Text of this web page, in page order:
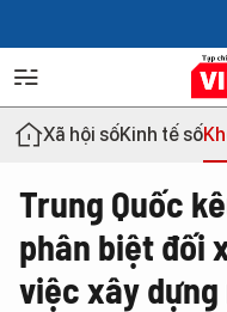
Xã hội sốKinh tế số
Trung Quốc
phân biệt đối
việc xây dựng